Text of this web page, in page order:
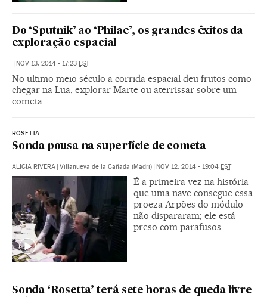
Do ‘Sputnik’ ao ‘Philae’, os grandes êxitos da
exploração espacial
| NOV 13, 2014 - 17:23 EST
No ultimo meio século a corrida espacial deu frutos como
chegar na Lua, explorar Marte ou aterrissar sobre um
cometa
ROSETTA
Sonda pousa na superfície de cometa
ALICIA RIVERA | Villanueva de la Cañada (Madri) | NOV 12, 2014 - 19:04 EST
É a primeira vez na história
que uma nave consegue essa
proeza Arpões do módulo
não dispararam; ele está
preso com parafusos
Sonda ‘Rosetta’ terá sete horas de queda livre